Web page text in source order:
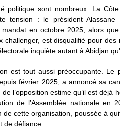
politique sont nombreux. La
tension : le président
en octobre 2025, alors que
challenger, est disqualifié pour des
inquiète autant à Abidjan
est tout aussi préoccupante. Le
février 2025, a annoncé sa
l’opposition estime qu’il est déjà
de l’Assemblée nationale en
de cette organisation, poussée à
de défiance.